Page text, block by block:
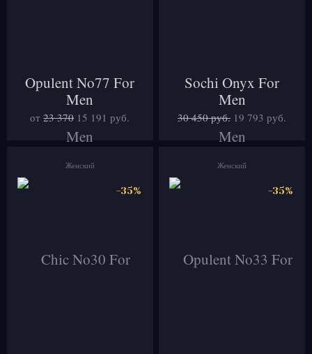
Opulent No77 For
Men
от23 370 15 191 руб.
Sochi Onyx For
Men
30 450 руб. 19 793 руб.
Женский
-35%
Женский
-35%